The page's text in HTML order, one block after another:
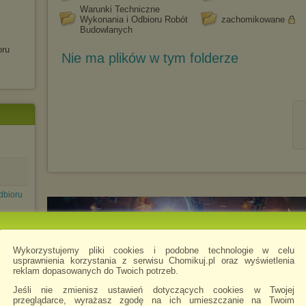
Wykorzystujemy pliki cookies i podobne technologie w celu
usprawnienia korzystania z serwisu Chomikuj.pl oraz wyświetlenia
reklam dopasowanych do Twoich potrzeb.
Jeśli nie zmienisz ustawień dotyczących cookies w Twojej
przeglądarce, wyrażasz zgodę na ich umieszczanie na Twoim
Warunki Techniczne
Wykonania i Odbioru Robót
Budowlanych
zachomikowane
Nie ma plików w tym folderze